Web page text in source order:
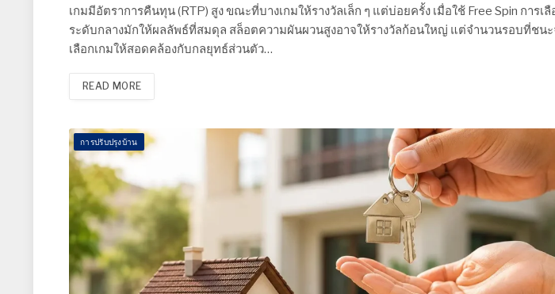
เกมมีอัตราการคืนทุน (RTP) สูง ขณะที่บางเกมให้รางวัลเล็ก ๆ แต่บ่อยครั้ง เมื่อใช้ Free Spin การ
ระดับกลางมักให้ผลลัพธ์ที่สมดุล สล็อตความผันผวนสูงอาจให้รางวัลก้อนใหญ่ แต่จำนวนรอบที่ชนะ
เลือกเกมให้สอดคล้องกับกลยุทธ์ส่วนตัว…
READ MORE
การปรับปรุงบ้าน